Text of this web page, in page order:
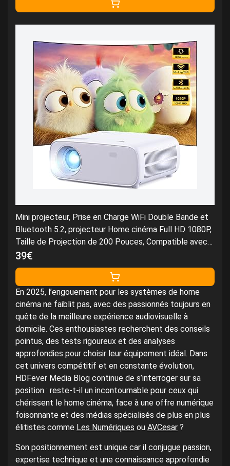
Mini projecteur, Prise en Charge WiFi Double Bande et
Bluetooth 5.2, projecteur Home cinéma Full HD 1080P,
Taille de Projection de 200 Pouces, Compatible avec
Plusieurs appareils (Android/iOS/clé TV)
39€
En 2025, l’engouement pour les systèmes de home
cinéma ne faiblit pas, avec des passionnés toujours en
quête de la meilleure expérience audiovisuelle à
domicile. Ces enthousiastes recherchent des conseils
pointus, des tests rigoureux et des analyses
approfondies pour choisir leur équipement idéal. Dans
cet univers compétitif et en constante évolution,
HDFever Media Blog continue de s’interroger sur sa
position : reste-t-il un incontournable pour ceux qui
chérissent le home cinéma, face à une offre numérique
foisonnante et des médias spécialisés de plus en plus
élitistes comme Les Numériques ou AVCesar ?
Son positionnement est unique car il conjugue passion,
expertise technique et une connaissance approfondie